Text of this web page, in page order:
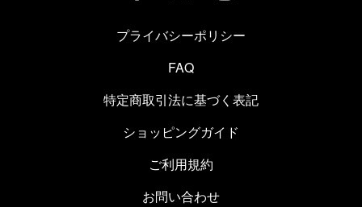
プライバシーポリシー
FAQ
特定商取引法に基づく表記
ショッピングガイド
ご利用規約
お問い合わせ